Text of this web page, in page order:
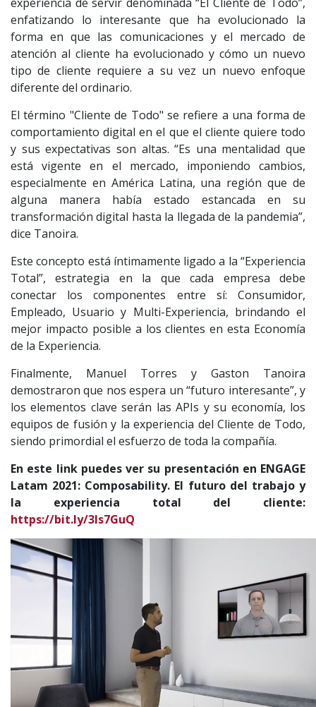
enfatizando lo interesante que ha evolucionado la
forma en que las comunicaciones y el mercado de
atención al cliente ha evolucionado y cómo un nuevo
tipo de cliente requiere a su vez un nuevo enfoque
diferente del ordinario.
El término "Cliente de Todo" se refiere a una forma de
comportamiento digital en el que el cliente quiere todo
y sus expectativas son altas. “Es una mentalidad que
está vigente en el mercado, imponiendo cambios,
especialmente en América Latina, una región que de
alguna manera había estado estancada en su
transformación digital hasta la llegada de la pandemia”,
dice Tanoira.
Este concepto está íntimamente ligado a la “Experiencia
Total”, estrategia en la que cada empresa debe
conectar los componentes entre sí: Consumidor,
Empleado, Usuario y Multi-Experiencia, brindando el
mejor impacto posible a los clientes en esta Economía
de la Experiencia.
Finalmente, Manuel Torres y Gaston Tanoira
demostraron que nos espera un “futuro interesante”, y
los elementos clave serán las APIs y su economía, los
equipos de fusión y la experiencia del Cliente de Todo,
siendo primordial el esfuerzo de toda la compañía.
En este link puedes ver su presentación en ENGAGE
Latam 2021: Composability. El futuro del trabajo y
la experiencia total del cliente:
https://bit.ly/3ls7GuQ